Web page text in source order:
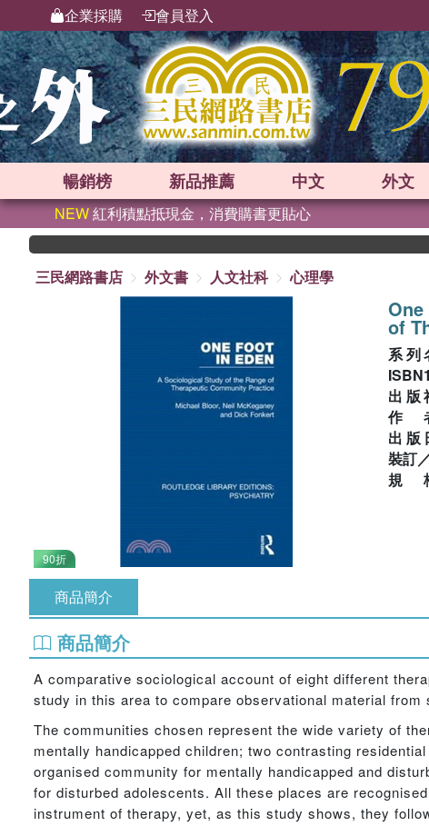
企業採購 會員登入
暢銷榜 新品推薦 中文 外文
NEW紅利積點抵現金，消費購書更貼心
三民網路書店
外文書 人文社科 心理學
90折
of
系列
出版
作
出版
裝訂
規
商品簡介
商品簡介
A comparative sociological account of eight different
study in this area to compare observational material
The communities chosen represent the wide variety of
mentally handicapped children; two contrasting
organised community for mentally handicapped and
for disturbed adolescents. All these places are
instrument of therapy, yet, as this study shows, they